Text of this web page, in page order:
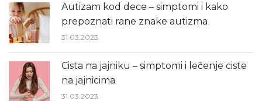
Autizam kod dece – simptomi i kako
prepoznati rane znake autizma
31.03.2023.
Cista na jajniku – simptomi i lečenje ciste
na jajnicima
31.03.2023.